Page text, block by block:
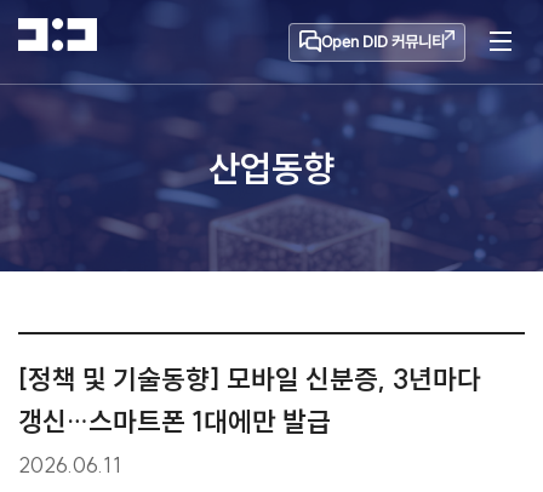
Open DID 커뮤니티
산업동향
[정책 및 기술동향] 모바일 신분증, 3년마다
갱신…스마트폰 1대에만 발급
2026.06.11